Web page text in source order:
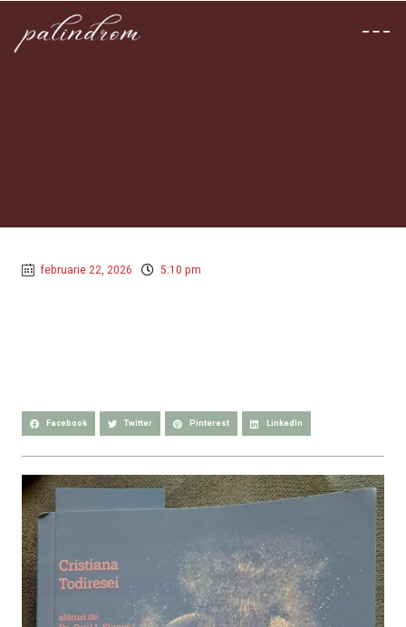
februarie 22, 2026 5:10 pm
Facebook Twitter Pinterest LinkedIn